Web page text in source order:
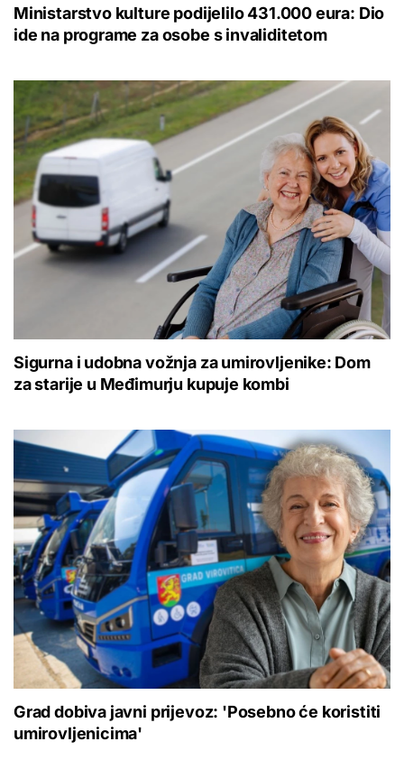
Ministarstvo kulture podijelilo 431.000 eura: Dio
ide na programe za osobe s invaliditetom
Sigurna i udobna vožnja za umirovljenike: Dom
za starije u Međimurju kupuje kombi
Grad dobiva javni prijevoz: 'Posebno će koristiti
umirovljenicima'